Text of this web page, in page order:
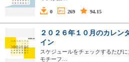
0 269 94.15
２０２６年１０月のカレン
イン
スケジュールをチェックするたび
モチーフ…